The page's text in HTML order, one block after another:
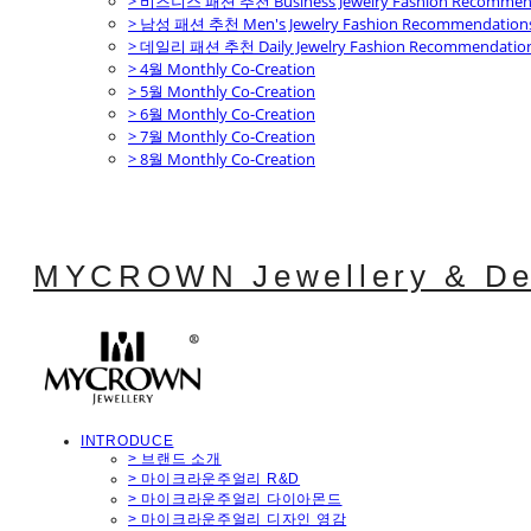
> 남성 패션 추천 Men's Jewelry Fashion
> 데일리 패션 추천 Daily Jewelry Fashion
> 4월 Monthly Co-Creation
> 5월 Monthly Co-Creation
> 6월 Monthly Co-Creation
> 7월 Monthly Co-Creation
> 8월 Monthly Co-Creation
MYCROWN Jewellery &
INTRODUCE
> 브랜드 소개
> 마이크라운주얼리 R&D
> 마이크라운주얼리 다이아몬드
> 마이크라운주얼리 디자인 영감